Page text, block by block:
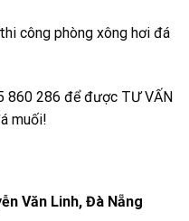
công phòng xông hơi đá
860 286 để được TƯ VẤN
muối!
Văn Linh, Đà Nẵng